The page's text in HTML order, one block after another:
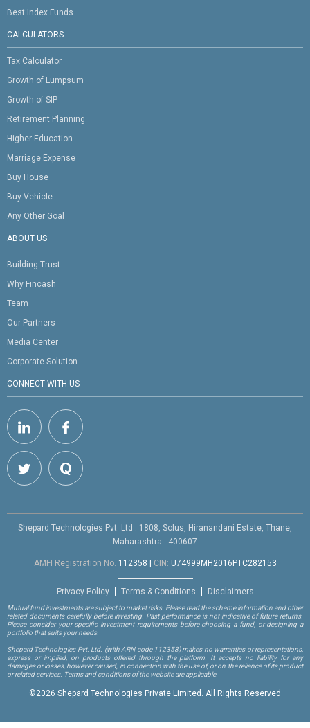
Best Index Funds
CALCULATORS
Tax Calculator
Growth of Lumpsum
Growth of SIP
Retirement Planning
Higher Education
Marriage Expense
Buy House
Buy Vehicle
Any Other Goal
ABOUT US
Building Trust
Why Fincash
Team
Our Partners
Media Center
Corporate Solution
CONNECT WITH US
Shepard Technologies Pvt. Ltd : 1808, Solus, Hiranandani Estate, Thane,
Maharashtra - 400607
AMFI Registration No. 112358 CIN: U74999MH2016PTC282153
Privacy Policy Terms & Conditions Disclaimers
Mutual fund investments are subject to market risks. Please read the scheme information and other
related documents carefully before investing. Past performance is not indicative of future returns.
Please consider your specific investment requirements before choosing a fund, or designing a
portfolio that suits your needs.
Shepard Technologies Pvt. Ltd. (with ARN code 112358)makes no warranties or representations,
express or implied, on products offered through the platform. It accepts no liability for any
damages or losses, however caused, in connection with the use of, or on the reliance of its product
or related services. Terms and conditions of the website are applicable.
©2026 Shepard Technologies Private Limited. All Rights Reserved